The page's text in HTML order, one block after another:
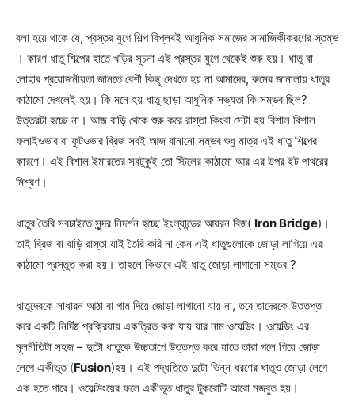
বলা হয়ে থাকে যে, প্রস্তর যুগে শিল্প বিপ্লবই আধুনিক সমাজের সামাজিকীকরণের স্তম্ভ
। কারণ ধাতু শিল্পের হাতে খড়ির সূচনা এই প্রস্তর যুগে থেকেই শুরু হয়। ধাতু বা
লোহার প্রয়োজনীয়তা জানতে বেশী কিছু দেখতে হয় না আমাদের, রুমের জানালায় ধাতুর
কাঠামো দেখলেই হয়। কি মনে হয় ধাতু ছাড়া আধুনিক সভ্যতা কি সম্ভব ছিল?
উত্তরটা হচ্ছে না। আজ বাড়ি থেকে শুরু করে রাস্তা কিংবা সেটা হয় বিশাল বিশাল
ফ্লাইওভার বা ফুটওভার ব্রিজ সবই আজ বানানো সম্ভব শুধু মাত্র এই ধাতু শিল্পের
কারণে। এই বিশাল ইমারতের সবটুকুই তো স্টিলের কাঠামো আর এর উপর ইট পাথরের
মিশ্রণ।
ধাতুর তৈরি সবচাইতে সুন্দর নিদর্শন হচ্ছে ইংল্যান্ডের আয়রন বিজ( Iron Bridge)।
তাই ব্রিজ বা বাড়ি রাস্তা যাই তৈরি করি না কেন এই ধাতুগুলোকে জোড়া লাগিয়ে এর
কাঠামো প্রস্তুত করা হয়। তাহলে কিভাবে এই ধাতু জোড়া লাগানো সম্ভব ?
ধাতুদেরকে সাধারন আঠা বা গাম দিয়ে জোড়া লাগানো যায় না, তবে তাদেরকে উত্তপ্ত
করে একটি নির্দিষ্ট প্রক্রিয়ায় একত্রিত করা যায় যার নাম ওয়েল্ডিং। ওয়েল্ডিং এর
মূলনীতিটা সহজ – দুটো ধাতুকে উচ্চতাপে উত্তপ্ত করে যাতে তারা গলে গিয়ে জোড়া
লেগে একীভূত (Fusion)হয়। এই পদ্ধতিতে দুটো ভিন্ন ধরণের ধাতুও জোড়া লেগে
এক হতে পারে। ওয়েল্ডিংয়ের ফলে একীভূত ধাতুর টুকরোটি আরো মজবুত হয়।